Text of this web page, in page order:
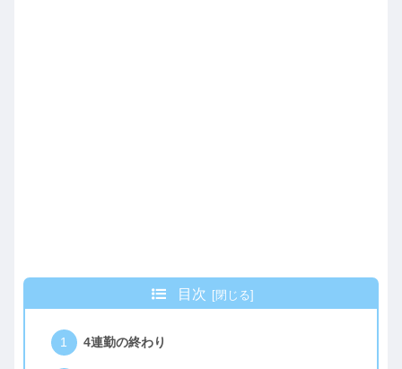
目次
4連勤の終わり